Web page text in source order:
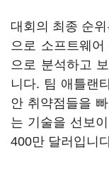
대회의 최종 순
으로 소프트웨
으로 분석하고
니다. 팀 애틀랜
안 취약점들을
는 기술을 선보
400만 달러입니